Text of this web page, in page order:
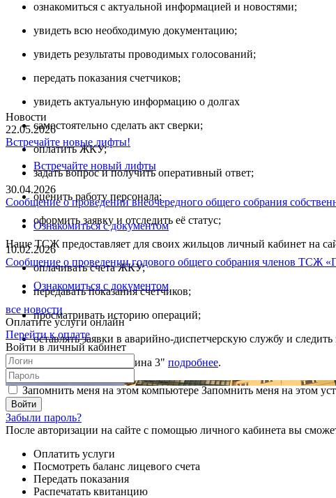
ознакомиться с актуальной информацией и новостями;
увидеть всю необходимую документацию;
увидеть результаты проводимых голосований;
передать показания счетчиков;
увидеть актуальную информацию о долгах
самостоятельно сделать акт сверки;
оплатить ЖКУ;
задать вопрос и получить оперативный ответ;
оценить работу персонала;
оформить заявку и отследить её статус;
Нашe ТСЖ предоставляет для своих жильцов личный кабинет на
оплачивать счета ЖКУ;
передавать показания счетчиков;
просматривать историю операций;
оставлять заявки в аварийно-диспетчерскую службу и
Читайте о ТСЖ "Покрышкина 3" подробнее.
Новости
22.05.2026
Встречайте новые лифты!
Встречайте новый лифты
30.04.2026
Сообщение о проведении внеочередного общего собрания
Ознакомиться с документом
10.02.2026
Сообщение о проведении годового общего собрания членов ТСЖ
Ознакомиться с документом
все новости
Оплатите услуги онлайн
Перейти к оплате
Войти в личный кабинет
Запомнить меня на этом компьютере Запомнить меня на этом
Забыли пароль?
После авторизации на сайте с помощью личного кабинета вы
Оплатить услуги
Посмотреть баланс лицевого счета
Передать показания
Распечатать квитанцию